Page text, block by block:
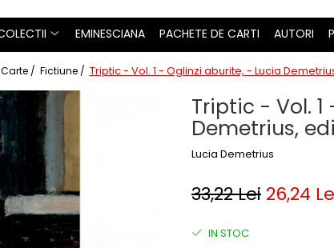
EMINESCIANA PACHETE DE CARTI AUTORI
Carte / Fictiune / Triptic - Vol. 1 - Oglinzi aburite, - Lucia
Triptic - Vol.
Demetrius,
Lucia Demetrius
33,22 Lei 26,24
IN STOC